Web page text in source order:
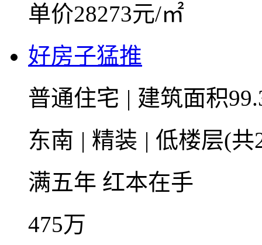
单价28273元/㎡
好房子猛推
普通住宅 | 建筑面积
东南 | 精装 | 低楼层(
满五年 红本在手
475万